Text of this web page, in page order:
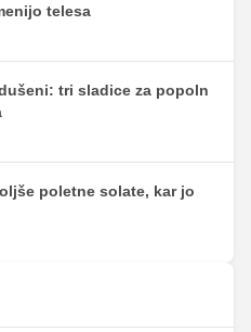
telesa
tri sladice za popoln
poletne solate, kar jo